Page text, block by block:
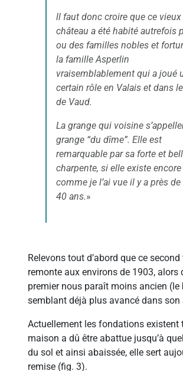
ll faut donc croire que ce vieux
château a été habité autrefois
ou des familles nobles et
la famille Asperlin
vraisemblablement qui a joué
certain rôle en Valais et dans
de Vaud.
La grange qui voisine
grange “du dîme”. Elle est
remarquable par sa forte et
charpente, si elle existe encore
comme je l’ai vue il y a près de
40 ans.»
Relevons tout d’abord que ce
remonte aux environs de 1903, alors
premier nous paraît moins ancien (le
semblant déjà plus avancé dans son
Actuellement les fondations existent
maison a dû être abattue jusqu’à
du sol et ainsi abaissée, elle sert
remise (fig. 3).